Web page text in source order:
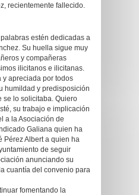
recientemente fallecido.
estén dedicadas a
Su huella sigue muy
y compañeras
ilicitanos e ilicitanas.
y apreciada por todos
humildad y predisposición
se lo solicitaba. Quiero
su trabajo e implicación
a la Asociación de
Galiana quien ha
Pérez Albert a quien ha
de seguir
anunciando su
cuantía del convenio para
fomentando la